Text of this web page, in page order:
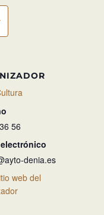
56
denia.es
web del